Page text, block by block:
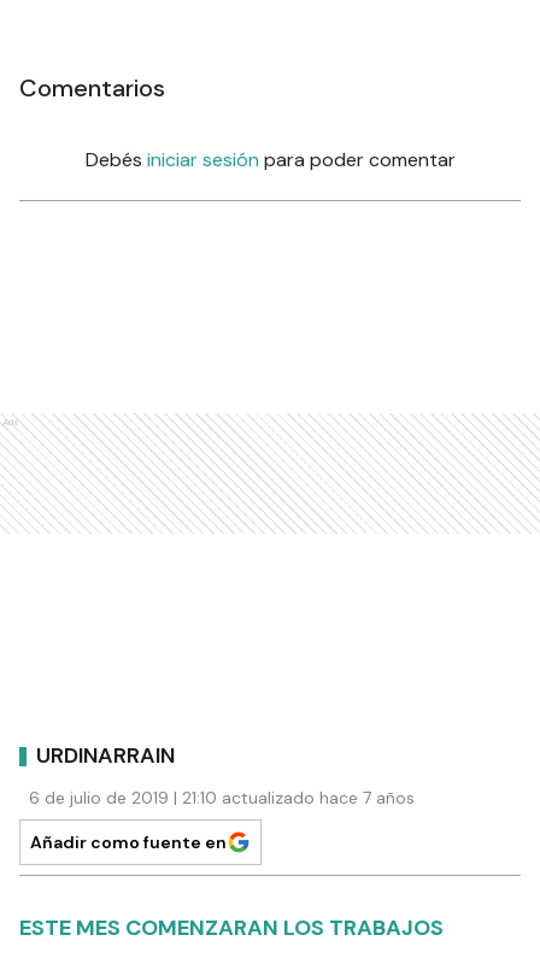
Comentarios
Debés iniciar sesión para poder comentar
Ads
URDINARRAIN
6 de julio de 2019 | 21:10 actualizado hace 7 años
Añadir como fuente en
ESTE MES COMENZARAN LOS TRABAJOS